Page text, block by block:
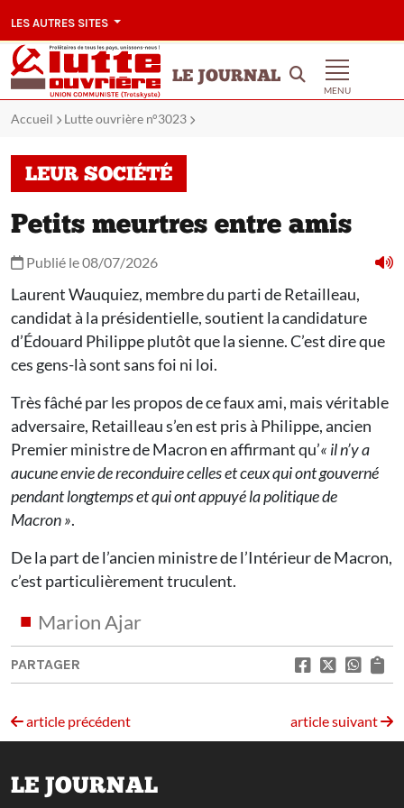
LES AUTRES SITES
LE JOURNAL
MENU
Accueil Lutte ouvrière n°3023
LEUR SOCIÉTÉ
Petits meurtres entre amis
Publié le 08/07/2026
Laurent Wauquiez, membre du parti de Retailleau,
candidat à la présidentielle, soutient la candidature
d’Édouard Philippe plutôt que la sienne. C’est dire que
ces gens-là sont sans foi ni loi.
Très fâché par les propos de ce faux ami, mais véritable
adversaire, Retailleau s’en est pris à Philippe, ancien
Premier ministre de Macron en affirmant qu’« il n’y a
aucune envie de reconduire celles et ceux qui ont gouverné
pendant longtemps et qui ont appuyé la politique de
Macron ».
De la part de l’ancien ministre de l’Intérieur de Macron,
c’est particulièrement truculent.
Marion Ajar
PARTAGER
article précédent article suivant
LE JOURNAL